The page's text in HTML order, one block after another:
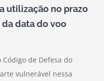
utilização no prazo
data do voo
de Defesa do
vulnerável nessa